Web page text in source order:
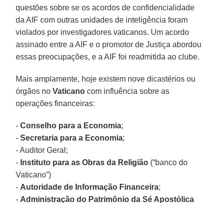
questões sobre se os acordos de confidencialidade
da AIF com outras unidades de inteligência foram
violados por investigadores vaticanos. Um acordo
assinado entre a AIF e o promotor de Justiça abordou
essas preocupações, e a AIF foi readmitida ao clube.
Mais amplamente, hoje existem nove dicastérios ou
órgãos noVaticano com influência sobre as
operações financeiras:
-Conselho para a Economia;
-Secretaria para a Economia;
- Auditor Geral;
- Instituto para as Obras da Religião (“banco do
Vaticano”)
- Autoridade de Informação Financeira;
- Administração do Patrimônio da Sé Apostólica